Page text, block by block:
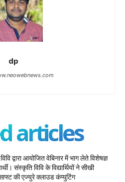
dp
articles
द्वारा आयोजित वेबिनार में भाग लेते विशेषज्ञ
संस्कृति विवि के विद्यार्थियों ने सीखी
की एज्युरे क्लाउड कंप्युटिंग